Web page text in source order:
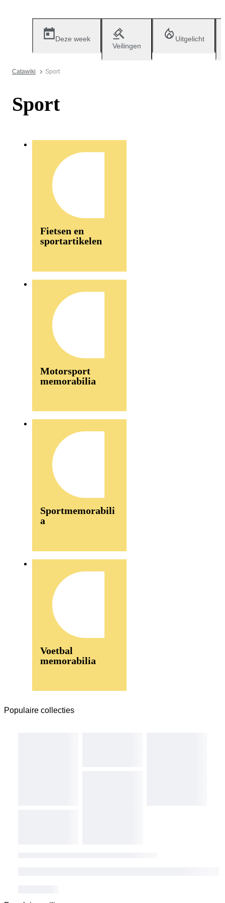
Deze week
Veilingen
Uitgelicht
Catawiki Sport
Sport
Fietsen en
sportartikelen
Motorsport
memorabilia
Sportmemorabili
a
Voetbal
memorabilia
Populaire collecties